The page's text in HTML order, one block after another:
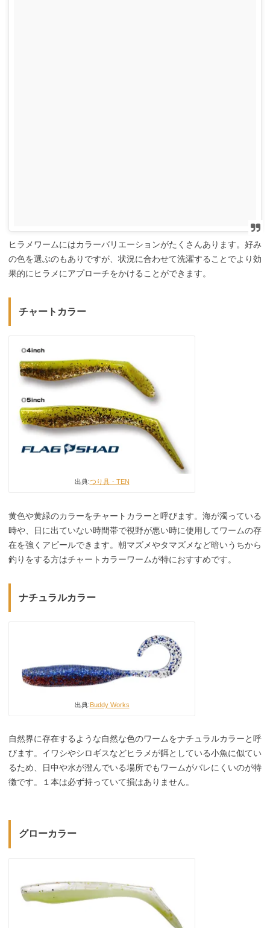
ヒラメワームにはカラーバリエーションがたくさんあります。好み
の色を選ぶのもありですが、状況に合わせて洗濯することでより効
果的にヒラメにアプローチをかけることができます。
チャートカラー
出典:つり具・TEN
黄色や黄緑のカラーをチャートカラーと呼びます。海が濁っている
時や、日に出ていない時間帯で視野が悪い時に使用してワームの存
在を強くアピールできます。朝マズメやタマズメなど暗いうちから
釣りをする方はチャートカラーワームが特におすすめです。
ナチュラルカラー
出典:Buddy Works
自然界に存在するような自然な色のワームをナチュラルカラーと呼
びます。イワシやシロギスなどヒラメが餌としている小魚に似てい
るため、日中や水が澄んでいる場所でもワームがバレにくいのが特
徴です。１本は必ず持っていて損はありません。
グローカラー